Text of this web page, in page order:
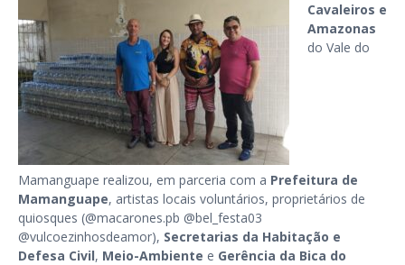
Cavaleiros e
Amazonas
do Vale do
Mamanguape realizou, em parceria com a Prefeitura de
Mamanguape, artistas locais voluntários, proprietários de
quiosques (@macarones.pb @bel_festa03
@vulcoezinhosdeamor), Secretarias da Habitação e
Defesa Civil, Meio-Ambiente e Gerência da Bica do